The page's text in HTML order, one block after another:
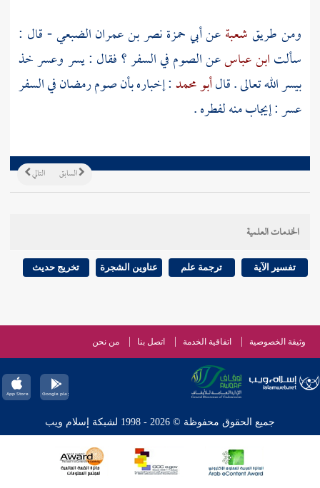
ومن طريقشعبةعنأبي حمزة نصر بن عمران الضبعي- قال :
سألتابن عباسعن الصوم في السفر ؟ فقال : يسر وعسر خذ
بيسر الله تعالى . قالأبو محمد: إخباره بأن صوم رمضان في السفر
عسر : إيجاب منه لفطره .
التالي السابق
الخدمات العلمية
تفسير الآية ترجمة علم عناوين الشجرة تخريج حديث
وثيقة الخصوصية اتفاقية الخدمة اتصل بنا من نحن
جميع الحقوق محفوظة © 2026 - 1998 لشبكة إسلام ويب